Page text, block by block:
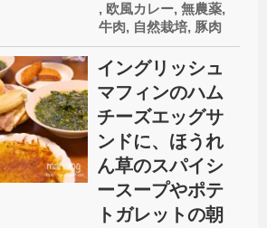
, 欧風カレー, 無農薬,
牛肉, 自然栽培, 豚肉
イングリッシュ
マフィンのハム
チーズエッグサ
ンドに、ほうれ
ん草のスパイシ
ースープやポテ
トガレットの朝